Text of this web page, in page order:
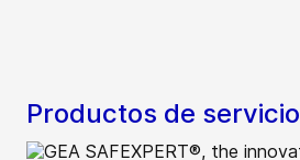
Productos de servicio